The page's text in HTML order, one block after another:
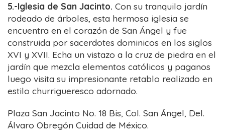
5.-Iglesia de San Jacinto. Con su tranquilo jardín
rodeado de árboles, esta hermosa iglesia se
encuentra en el corazón de San Ángel y fue
construida por sacerdotes dominicos en los siglos
XVI y XVII. Echa un vistazo a la cruz de piedra en el
jardín que mezcla elementos católicos y paganos
luego visita su impresionante retablo realizado en
estilo churrigueresco adornado.
Plaza San Jacinto No. 18 Bis, Col. San Ángel, Del.
Álvaro Obregón Cuidad de México.